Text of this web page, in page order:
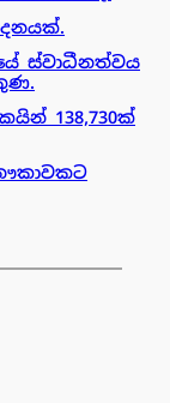
ස්වාධීනත්වය
138,730ක්